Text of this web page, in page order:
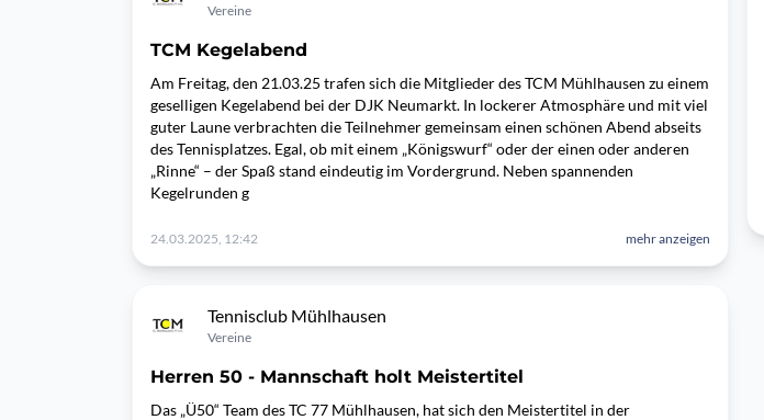
Vereine
TCM Kegelabend
Am Freitag, den 21.03.25 trafen sich die Mitglieder des TCM Mühlhausen zu einem
geselligen Kegelabend bei der DJK Neumarkt. In lockerer Atmosphäre und mit viel
guter Laune verbrachten die Teilnehmer gemeinsam einen schönen Abend abseits
des Tennisplatzes. Egal, ob mit einem „Königswurf“ oder der einen oder anderen
„Rinne“ – der Spaß stand eindeutig im Vordergrund. Neben spannenden
Kegelrunden g
24.03.2025, 12:42 mehr anzeigen
Tennisclub Mühlhausen
Vereine
Herren 50 - Mannschaft holt Meistertitel
Das „Ü50“ Team des TC 77 Mühlhausen, hat sich den Meistertitel in der